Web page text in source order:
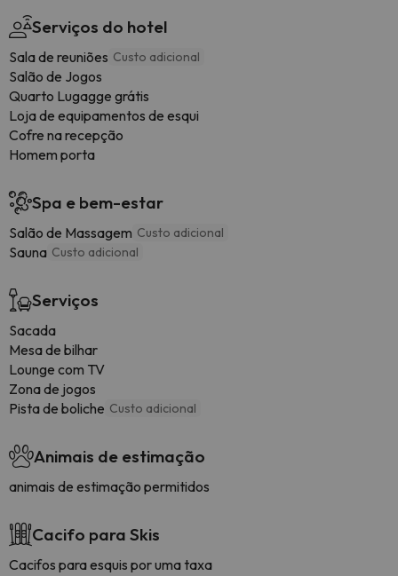
Serviços do hotel
Sala de reuniões Custo adicional
Salão de Jogos
Quarto Lugagge grátis
Loja de equipamentos de esqui
Cofre na recepção
Homem porta
Spa e bem-estar
Salão de Massagem Custo adicional
Sauna Custo adicional
Serviços
Sacada
Mesa de bilhar
Lounge com TV
Zona de jogos
Pista de boliche Custo adicional
Animais de estimação
animais de estimação permitidos
Cacifo para Skis
Cacifos para esquis por uma taxa